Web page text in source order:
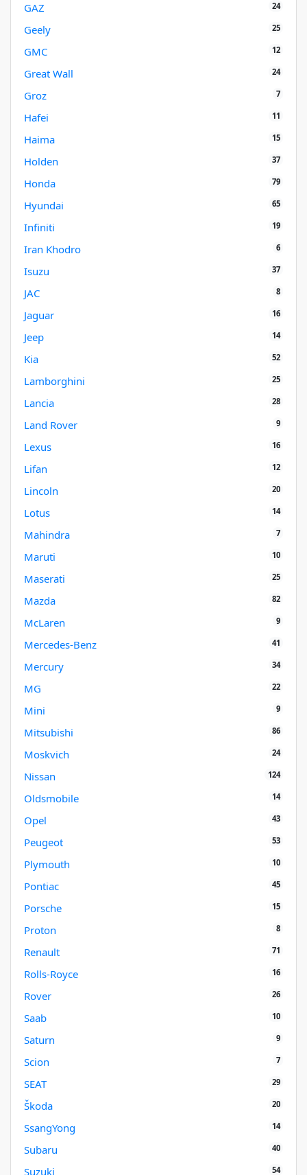
GAZ 24
Geely 25
GMC 12
Great Wall 24
Groz 7
Hafei 11
Haima 15
Holden 37
Honda 79
Hyundai 65
Infiniti 19
Iran Khodro 6
Isuzu 37
JAC 8
Jaguar 16
Jeep 14
Kia 52
Lamborghini 25
Lancia 28
Land Rover 9
Lexus 16
Lifan 12
Lincoln 20
Lotus 14
Mahindra 7
Maruti 10
Maserati 25
Mazda 82
McLaren 9
Mercedes-Benz 41
Mercury 34
MG 22
Mini 9
Mitsubishi 86
Moskvich 24
Nissan 124
Oldsmobile 14
Opel 43
Peugeot 53
Plymouth 10
Pontiac 45
Porsche 15
Proton 8
Renault 71
Rolls-Royce 16
Rover 26
Saab 10
Saturn 9
Scion 7
SEAT 29
Škoda 20
SsangYong 14
Subaru 40
Suzuki 54